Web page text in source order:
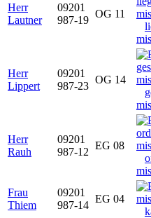
Herr
Lautner
09201
987-19
OG 11
Herr
Lippert
09201
987-23
OG 14
Herr
Rauh
09201
987-12
EG 08
Frau
Thiem
09201
987-14
EG 04